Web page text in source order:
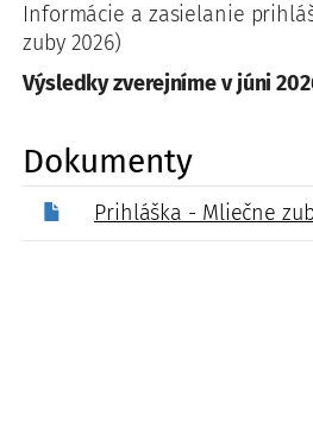
Informácie a zasielanie
zuby 2026)
Výsledky zverejníme v júni
Dokumenty
Prihláška - Mliečne